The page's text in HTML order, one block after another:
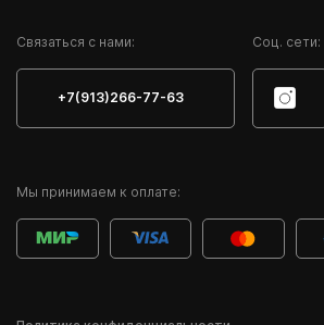
Мы принимаем к оплате:
Cвязаться с нами:
+7(913)266-77-63
Соц. сети: